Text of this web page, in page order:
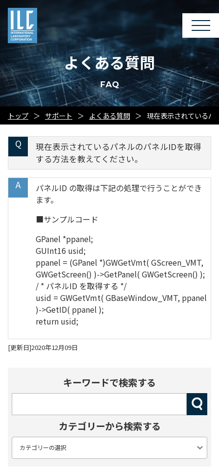
よくある質問
FAQ
トップ サポート よくある質問 現在表示されているパ
現在表示されているパネルのパネルIDを取得
する方法を教えてください。
パネルID の取得は下記の処理で行うことができ
ます。
■サンプルコード
GPanel *ppanel;
GUInt16 usid;
ppanel = (GPanel *)GWGetVmt( GScreen_VMT,
GWGetScreen() )->GetPanel( GWGetScreen() );
/ * パネルID を取得する */
usid = GWGetVmt( GBaseWindow_VMT, ppanel
)->GetID( ppanel );
return usid;
[更新日]2020年12月09日
キーワードで検索する
カテゴリーから検索する